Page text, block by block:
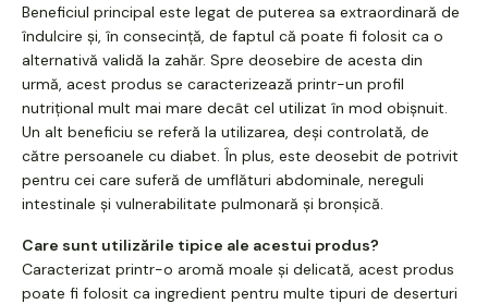
Beneficiul principal este legat de puterea sa extraordinară de
îndulcire și, în consecință, de faptul că poate fi folosit ca o
alternativă validă la zahăr. Spre deosebire de acesta din
urmă, acest produs se caracterizează printr-un profil
nutrițional mult mai mare decât cel utilizat în mod obișnuit.
Un alt beneficiu se referă la utilizarea, deși controlată, de
către persoanele cu diabet. În plus, este deosebit de potrivit
pentru cei care suferă de umflături abdominale, nereguli
intestinale și vulnerabilitate pulmonară și bronșică.
Care sunt utilizările tipice ale acestui produs?
Caracterizat printr-o aromă moale și delicată, acest produs
poate fi folosit ca ingredient pentru multe tipuri de deserturi